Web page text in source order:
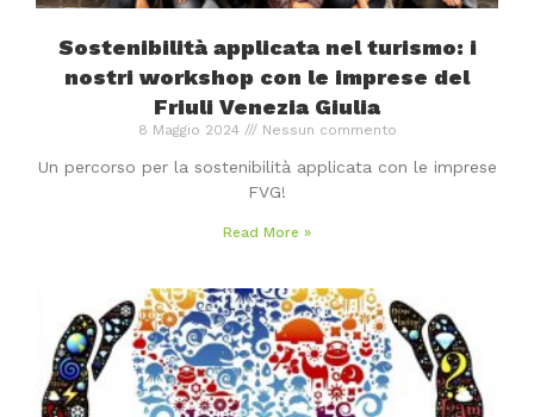
Sostenibilità applicata nel turismo: i
nostri workshop con le imprese del
Friuli Venezia Giulia
8 Maggio 2024 Nessun commento
Un percorso per la sostenibilità applicata con le imprese
FVG!
Read More »